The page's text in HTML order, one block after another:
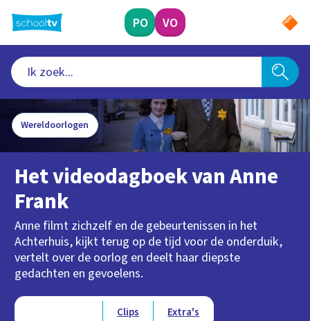
naar
hoofdinhoud
PO VO
Wereldoorlogen
Het videodagboek van Anne
Frank
Anne filmt zichzelf en de gebeurtenissen in het
Achterhuis, kijkt terug op de tijd voor de onderduik,
vertelt over de oorlog en deelt haar diepste
gedachten en gevoelens.
Type videos
Clips Extra's